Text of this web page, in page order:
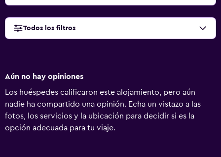
Todos los filtros
Aún no hay opiniones
Los huéspedes calificaron este alojamiento, pero aún
nadie ha compartido una opinión. Echa un vistazo a las
fotos, los servicios y la ubicación para decidir si es la
opción adecuada para tu viaje.